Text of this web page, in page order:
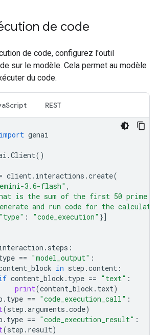
de code
de code, configurez l'outil
sur le modèle. Cela permet au modèle
du code.
REST
import genai
.Client()
client. interactions .create(
3.6-flash" ,
is the sum of the first 50 prime
and run code for the
"type" : "code_execution" }]
. steps :
== "model_output" :
in step .content :
content_block . type == "text" :
print(content_block . text)
. type == "code_execution_call" :
(step .arguments .code)
. type == "code_execution_result" :
(step . result)